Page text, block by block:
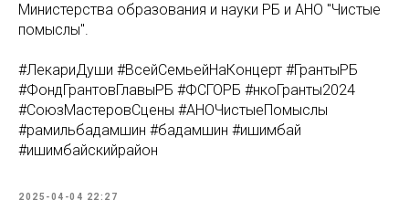
Министерства образования и науки РБ и АНО "Чистые
помыслы".
#ЛекариДуши #ВсейСемьейНаКонцерт #ГрантыРБ
#ФондГрантовГлавыРБ #ФСГОРБ #нкоГранты2024
#СоюзМастеровСцены #АНОЧистыеПомыслы
#рамильбадамшин #бадамшин #ишимбай
#ишимбайскийрайон
2025-04-04 22:27